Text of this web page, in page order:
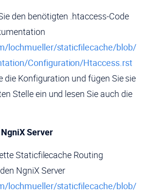
den benötigten .htaccess-Code
lochmueller/staticfilecache/blob/
Configuration/Htaccess.rst
die Konfiguration und fügen Sie sie
Stelle ein und lesen Sie auch die
Server
Staticfilecache Routing
NgniX Server
lochmueller/staticfilecache/blob/